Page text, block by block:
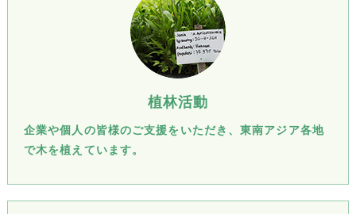
植林活動
企業や個人の皆様のご支援をいただき、東南アジア各地
で木を植えています。